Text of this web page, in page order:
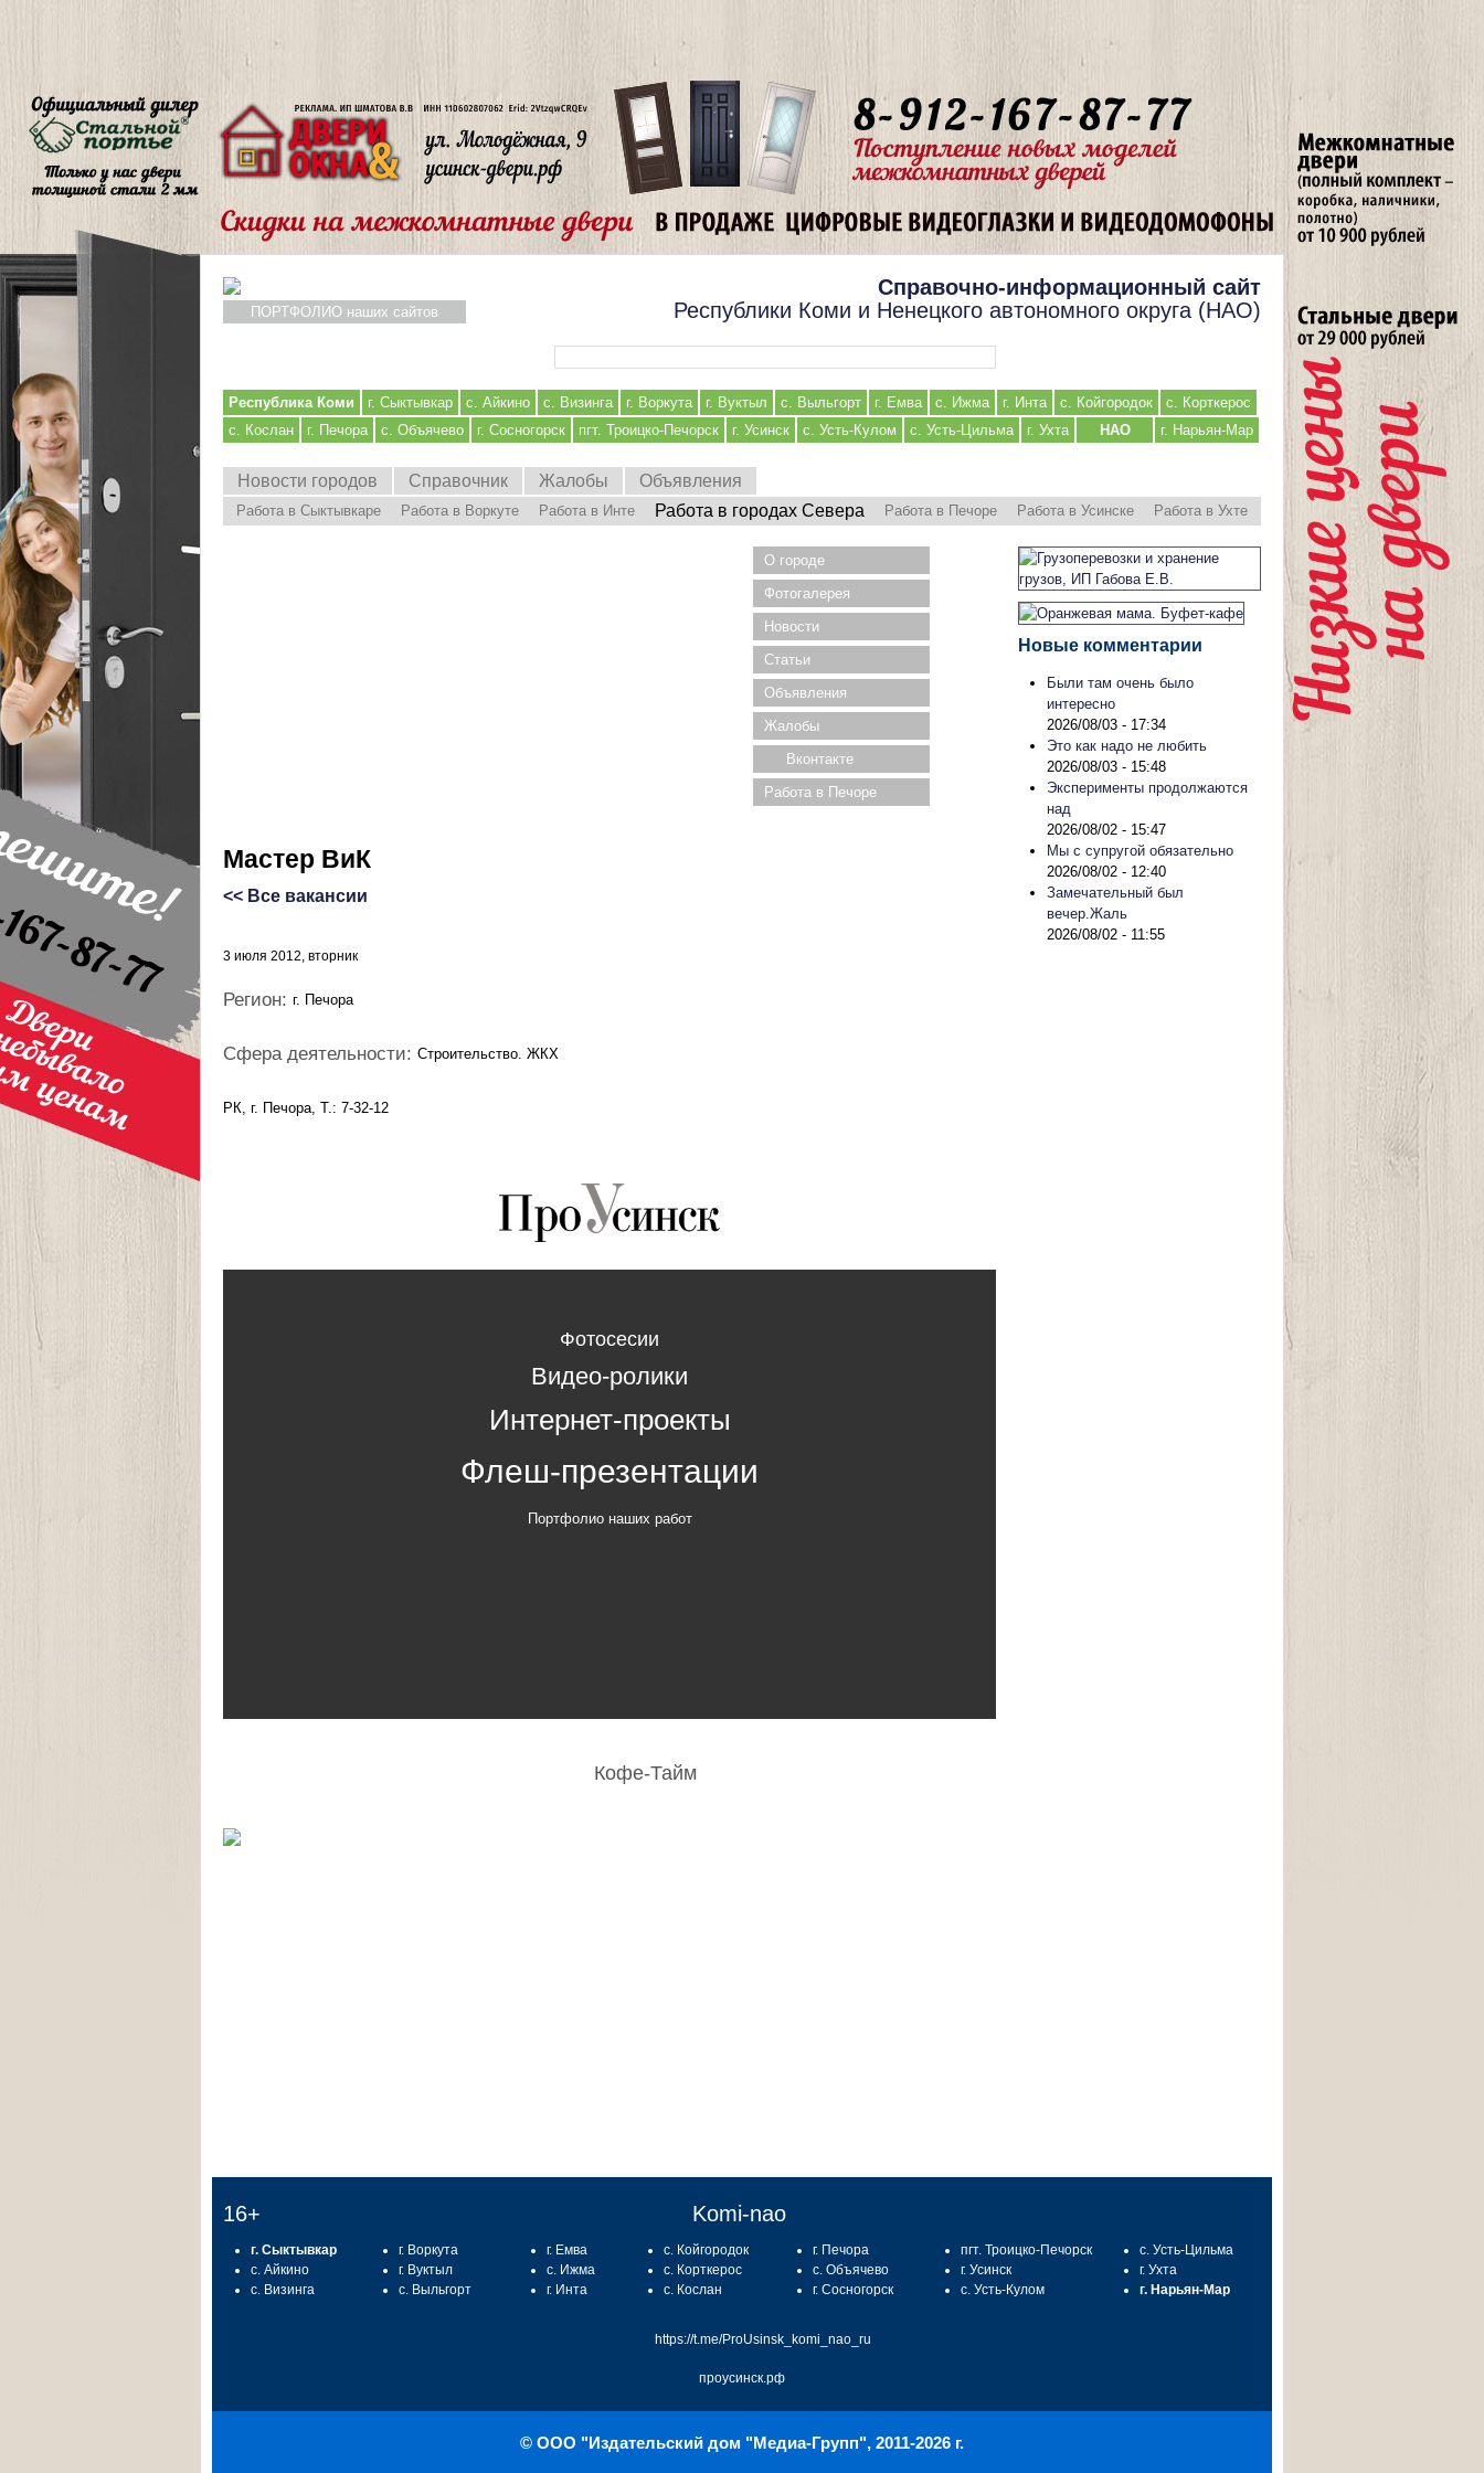
ПОРТФОЛИО наших сайтов
Справочно-информационный сайт
Республики Коми и Ненецкого автономного округа (НАО)
Республика Коми г. Сыктывкар с. Айкино с. Визинга г. Воркута г. Вуктыл с. Выльгорт г. Емва с. Ижма г. Инта с. Койгородок
с. Корткерос
с. Кослан
г. Печора с. Объячево г. Сосногорск пгт. Троицко-Печорск г. Усинск с. Усть-Кулом с. Усть-Цильма г. Ухта НАО г. Нарьян-Мар
Новости городов Справочник Жалобы Объявления
Работа в Сыктывкаре Работа в Воркуте Работа в Инте Работа в городах Севера Работа в Печоре Работа в Усинске Работа в Ухте
О городе
Фотогалерея
Новости
Статьи
Объявления
Жалобы
Вконтакте
Работа в Печоре
Мастер ВиК
<< Все вакансии
3 июля 2012, вторник
Регион: г. Печора
Сфера деятельности: Строительство. ЖКХ
РК, г. Печора, Т.: 7-32-12
Фотосесии
Видео-ролики
Интернет-проекты
Флеш-презентации
Портфолио наших работ
Кофе-Тайм
Новые комментарии
Были там очень было
интересно
2026/08/03 - 17:34
Это как надо не любить
2026/08/03 - 15:48
Эксперименты продолжаются
над
2026/08/02 - 15:47
Мы с супругой обязательно
2026/08/02 - 12:40
Замечательный был
вечер.Жаль
2026/08/02 - 11:55
16+ Komi-nao
г. Сыктывкар
с. Айкино
с. Визинга
г. Воркута
г. Вуктыл
с. Выльгорт
г. Емва
с. Ижма
г. Инта
с. Койгородок
с. Корткерос
с. Кослан
г. Печора
с. Объячево
г. Сосногорск
пгт. Троицко-Печорск
г. Усинск
с. Усть-Кулом
с. Усть-Цильма
г. Ухта
г. Нарьян-Мар
https://t.me/ProUsinsk_komi_nao_ru
проусинск.рф
© ООО "Издательский дом "Медиа-Групп", 2011-2026 г.